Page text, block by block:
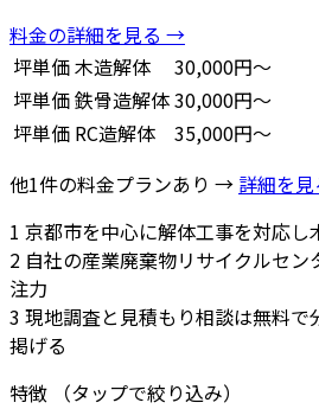
料金の詳細を見る →
坪単価木造解体
30,000円～
坪単価鉄骨造解体30,000円～
坪単価 RC造解体
35,000円～
他1件の料金プランあり → 詳細を見
1 京都市を中心に解体工事を対応し
2 自社の産業廃棄物リサイクルセ
注力
3 現地調査と見積もり相談は無料で
掲げる
特徴
（タップで絞り込み）